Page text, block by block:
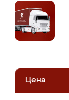
Цена